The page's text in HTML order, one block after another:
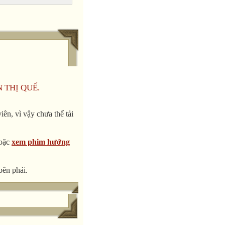
suy nghĩ nhanh
sánh sự giống
đối ổn định.
tiếp nhận
hứng thú đồng
các em.
ngôn ngữ là
và sống động, nó
THỊ QUẾ.
vì vậy chưa thể tải
xem phim hướng
phải.